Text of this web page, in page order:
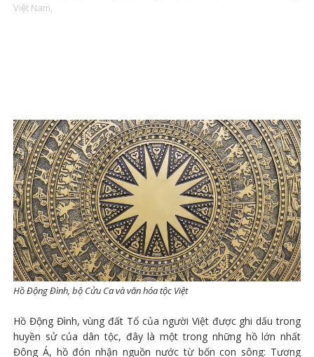
Việt Nam,
Hồ Động Đình, bộ Cửu Ca và văn hóa tộc Việt
Hồ Động Đình, vùng đất Tổ của người Việt được ghi dấu trong
huyền sử của dân tộc, đây là một trong những hồ lớn nhất
Đông Á, hồ đón nhận nguồn nước từ bốn con sông: Tương